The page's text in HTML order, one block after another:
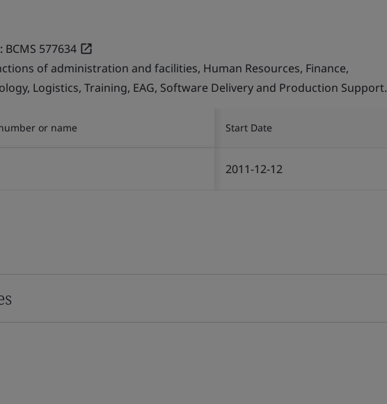
BCMS 577634
of administration and facilities, Human Resources, Finance,
Logistics, Training, EAG, Software Delivery and Production Support.
or name Start Date
2011-12-12